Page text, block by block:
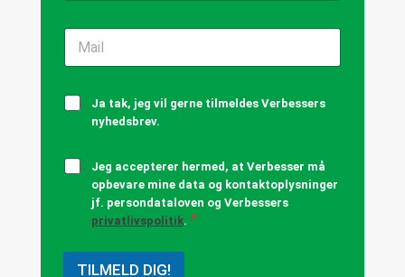
v
M
i
T
e
g
Ja tak, jeg vil gerne tilmeldes Verbessers
nyhedsbrev.
P
t
Jeg accepterer hermed, at Verbesser må
opbevare mine data og kontaktoplysninger
jf. persondataloven og Verbessers
privatlivspolitik. *
TILMELD DIG!